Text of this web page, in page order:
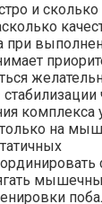
и
при
комплекса
на